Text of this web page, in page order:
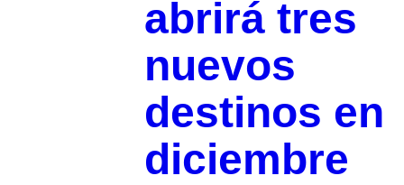
abrirá tres
nuevos
destinos en
diciembre